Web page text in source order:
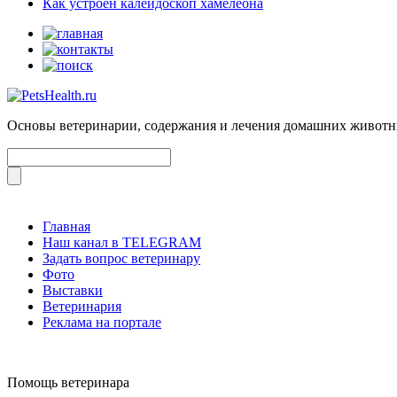
Как устроен калейдоскоп хамелеона
Основы ветеринарии, содержания и лечения домашних
Главная
Наш канал в TELEGRAM
Задать вопрос ветеринару
Фото
Выставки
Ветеринария
Реклама на портале
Помощь ветеринара